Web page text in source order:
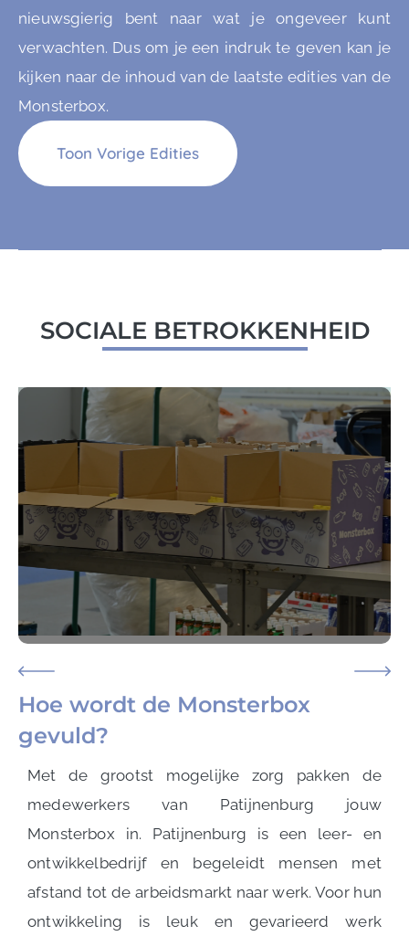
nieuwsgierig bent naar wat je ongeveer kunt
verwachten. Dus om je een indruk te geven kan je
kijken naar de inhoud van de laatste edities van de
Monsterbox.
Toon Vorige Edities
SOCIALE BETROKKENHEID
Hoe wordt de Monsterbox
gevuld?
Met de grootst mogelijke zorg pakken de
medewerkers van Patijnenburg jouw
Monsterbox in. Patijnenburg is een leer- en
ontwikkelbedrijf en begeleidt mensen met
afstand tot de arbeidsmarkt naar werk. Voor hun
ontwikkeling is leuk en gevarieerd werk